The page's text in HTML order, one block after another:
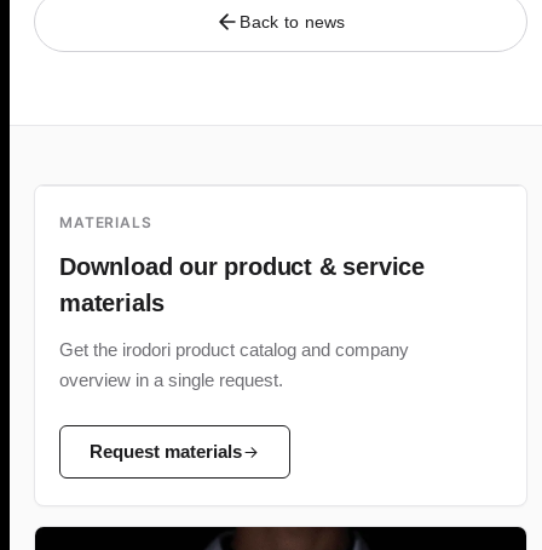
Back to news
MATERIALS
Download our product & service
materials
Get the irodori product catalog and company
overview in a single request.
Request materials